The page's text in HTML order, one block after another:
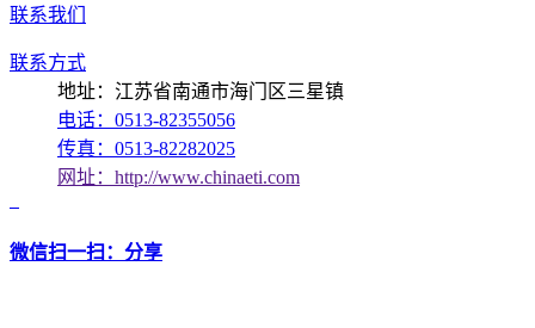
联系我们
联系方式
地址：江苏省南通市海门区三星镇
电话：0513-82355056
传真：0513-82282025
网址：http://www.chinaeti.com
微信扫一扫：分享